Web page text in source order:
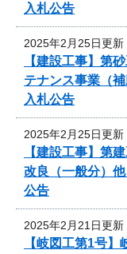
入札公告
2025年2月25日更新
【建設工事】
テナンス事業（
入札公告
2025年2月25日更新
【建設工事】
改良（一般分）
公告
2025年2月21日更新
【岐図工第1号